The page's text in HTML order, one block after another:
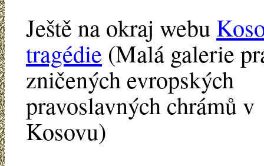
Ještě na okraj webu
tragédie (Malá galerie
zničených evropských
pravoslavných chrámů v
Kosovu)